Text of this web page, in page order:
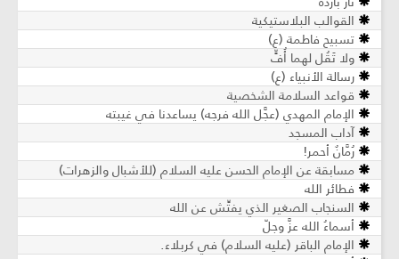
القوالب البلاستيكية
تسبيح فاطمة (ع)
ولا تَقُل لهما أُفٍّ
رسالة الأنبياء (ع)
قواعد السلامة الشخصية
الإمام المهدي (عجَّل الله فرجه) يساعدنا في غيبته
آداب المسجد
رُمَّانٌ أحمر!
مسابقة عن الإمام الحسن عليه السلام (للأشبال والزهرات)
فطائر الله
السنجاب الصغير الذي يفتِّش عن الله
أسماءُ الله عزَّ وجلّ
الإمام الباقر (عليه السلام) في كربلاء.